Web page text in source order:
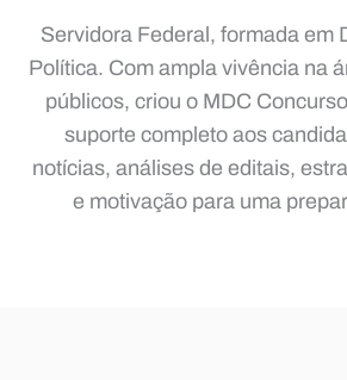
Servidora Federal, formada em
Política. Com ampla vivência na
públicos, criou o MDC
suporte completo aos
notícias, análises de editais,
e motivação para uma